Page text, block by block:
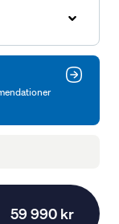
59 990 kr